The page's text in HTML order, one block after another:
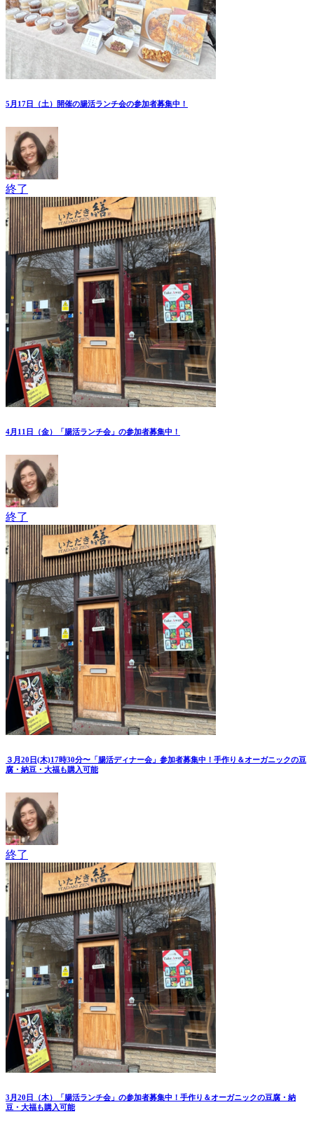
5月17日（土）開催の腸活ランチ会の参加者募集中！
終了
4月11日（金）「腸活ランチ会」の参加者募集中！
終了
３月20日(木)17時30分〜「腸活ディナー会」参加者募集中！手作り＆オーガニックの豆
腐・納豆・大福も購入可能
終了
3月20日（木）「腸活ランチ会」の参加者募集中！手作り＆オーガニックの豆腐・納
豆・大福も購入可能